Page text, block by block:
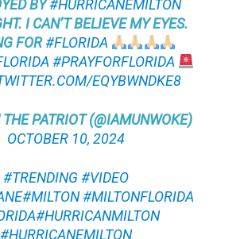
BY#HURRICANEMILTON
I CAN’T BELIEVE MY EYES.
FOR#FLORIDA
#PRAYFORFLORIDA
EQYBWNDKE8
PATRIOT (@IAMUNWOKE)
OCTOBER 10, 2024
#TRENDING#VIDEO
#MILTON #MILTONFLORIDA
#HURRICANMILTON
#HURRICANEMILTON